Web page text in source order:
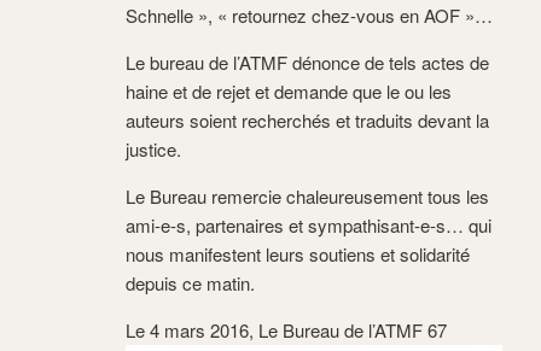
Schnelle », « retournez chez-vous en AOF »…
Le bureau de l’ATMF dénonce de tels actes de
haine et de rejet et demande que le ou les
auteurs soient recherchés et traduits devant la
justice.
Le Bureau remercie chaleureusement tous les
ami-e-s, partenaires et sympathisant-e-s… qui
nous manifestent leurs soutiens et solidarité
depuis ce matin.
Le 4 mars 2016, Le Bureau de l’ATMF 67